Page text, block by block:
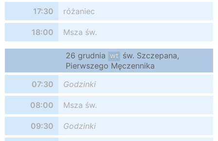
17:30 różaniec
18:00 Msza św.
26 grudnia wt św. Szczepana,
Pierwszego Męczennika
07:30
Godzinki
08:00 Msza św.
09:30 Godzinki